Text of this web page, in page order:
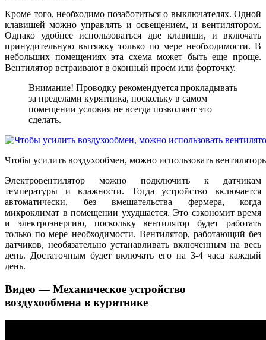
Кроме того, необходимо позаботиться о выключателях. Одной
клавишей можно управлять и освещением, и вентилятором.
Однако удобнее использоваться две клавиши, и включать
принудительную вытяжку только по мере необходимости. В
небольших помещениях эта схема может быть еще проще.
Вентилятор встраивают в оконный проем или форточку.
Внимание! Проводку рекомендуется прокладывать
за пределами курятника, поскольку в самом
помещении условия не всегда позволяют это
сделать.
Чтобы усилить воздухообмен, можно использовать
Электровентилятор можно подключить к датчикам
температуры и влажности. Тогда устройство включается
автоматически, без вмешательства фермера, когда
микроклимат в помещении ухудшается. Это сэкономит время
и электроэнергию, поскольку вентилятор будет работать
только по мере необходимости. Вентилятор, работающий без
датчиков, необязательно устанавливать включенным на весь
день. Достаточным будет включать его на 3-4 часа каждый
день.
Видео — Механическое устройство
воздухообмена в курятнике